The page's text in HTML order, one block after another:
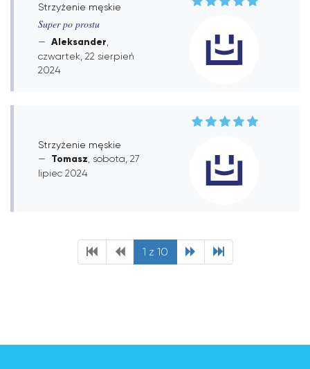
Strzyżenie męskie
Super po prostu
Aleksander
czwartek, 22 sierpień
2024
Strzyżenie męskie
Tomasz , sobota, 27
lipiec 2024
1 z 10